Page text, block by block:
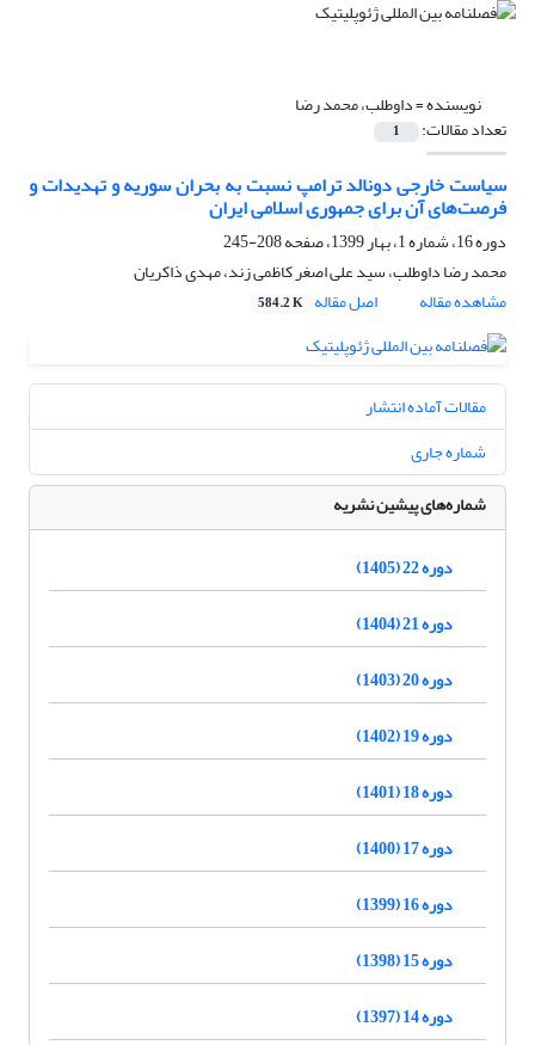
نویسنده =داوطلب، محمد رضا
تعداد مقالات: 1
سیاست خارجی دونالد ترامپ نسبت به بحران سوریه و تهدیدات و
فرصت‌های آن برای جمهوری اسلامی ایران‌
دوره 16، شماره 1، بهار 1399، صفحه
208-245
محمد رضا داوطلب، سید علی اصغر کاظمی زند، مهدی ذاکریان
مشاهده مقاله
اصل مقاله 584.2 K
مقالات آماده انتشار
شماره جاری
شماره‌های پیشین نشریه
دوره 22 (1405)
دوره 21 (1404)
دوره 20 (1403)
دوره 19 (1402)
دوره 18 (1401)
دوره 17 (1400)
دوره 16 (1399)
دوره 15 (1398)
دوره 14 (1397)